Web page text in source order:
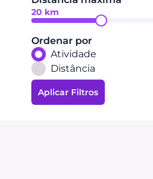
20 km
Ordenar por
Atividade
Distância
Aplicar Filtros